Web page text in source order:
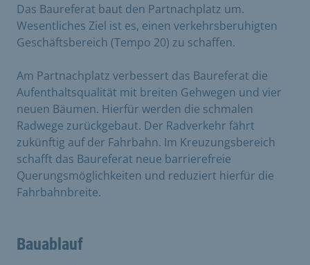
Das Baureferat baut den Partnachplatz um.
Wesentliches Ziel ist es, einen verkehrsberuhigten
Geschäftsbereich (Tempo 20) zu schaffen.
Am Partnachplatz verbessert das Baureferat die
Aufenthaltsqualität mit breiten Gehwegen und vier
neuen Bäumen. Hierfür werden die schmalen
Radwege zurückgebaut. Der Radverkehr fährt
zukünftig auf der Fahrbahn. Im Kreuzungsbereich
schafft das Baureferat neue barrierefreie
Querungsmöglichkeiten und reduziert hierfür die
Fahrbahnbreite.
Bauablauf